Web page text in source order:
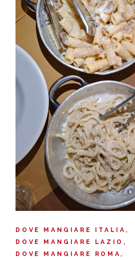
DOVE MANGIARE ITALIA
DOVE MANGIARE LAZIO
DOVE MANGIARE ROMA